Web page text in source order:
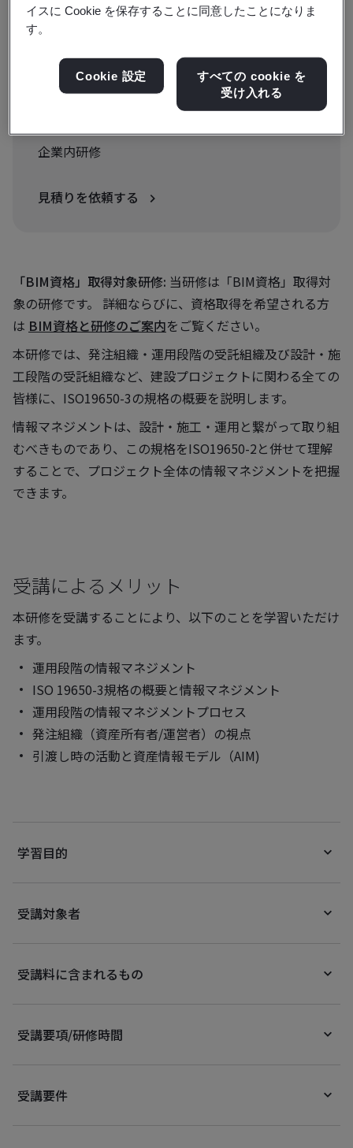
企業内研修
見積りを依頼する
「BIM資格」取得対象研修: 当研修は「BIM資格」取得対
象の研修です。 詳細ならびに、資格取得を希望される方
は BIM資格と研修のご案内をご覧ください。
本研修では、発注組織・運用段階の受託組織及び設計・施
工段階の受託組織など、建設プロジェクトに関わる全ての
皆様に、ISO19650-3の規格の概要を説明します。
情報マネジメントは、設計・施工・運用と繋がって取り組
むべきものであり、この規格をISO19650-2と併せて理解
することで、プロジェクト全体の情報マネジメントを把握
できます。
受講によるメリット
本研修を受講することにより、以下のことを学習いただけ
ます。
運用段階の情報マネジメント
ISO 19650-3規格の概要と情報マネジメント
運用段階の情報マネジメントプロセス
発注組織（資産所有者/運営者）の視点
引渡し時の活動と資産情報モデル（AIM)
学習目的
受講対象者
受講料に含まれるもの
受講要項/研修時間
受講要件
イスに Cookie を保存することに同意したことになりま
す。
Cookie 設定
すべての cookie を
受け入れる